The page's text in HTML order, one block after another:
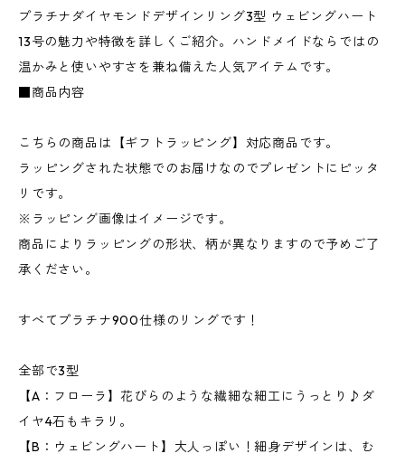
プラチナダイヤモンドデザインリング3型 ウェビングハート
13号の魅力や特徴を詳しくご紹介。ハンドメイドならではの
温かみと使いやすさを兼ね備えた人気アイテムです。
■商品内容
こちらの商品は【ギフトラッピング】対応商品です。
ラッピングされた状態でのお届けなのでプレゼントにピッタ
リです。
※ラッピング画像はイメージです。
商品によりラッピングの形状、柄が異なりますので予めご了
承ください。
すべてプラチナ900仕様のリングです！
全部で3型
【A：フローラ】花びらのような繊細な細工にうっとり♪ダ
イヤ4石もキラリ。
【B：ウェビングハート】大人っぽい！細身デザインは、む